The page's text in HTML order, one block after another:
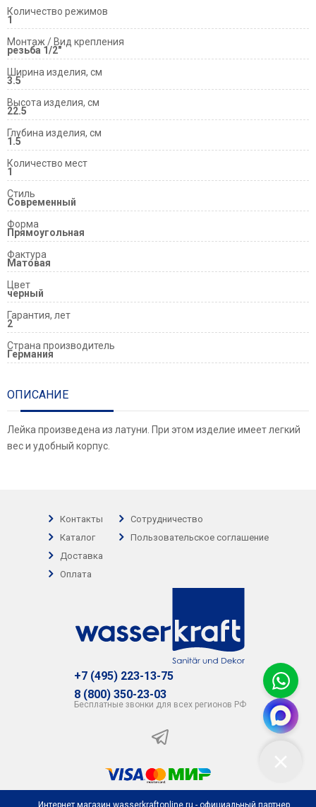
Количество режимов
1
Монтаж / Вид крепления
резьба 1/2"
Ширина изделия, см
3.5
Высота изделия, см
22.5
Глубина изделия, см
1.5
Количество мест
1
Стиль
Современный
Форма
Прямоугольная
Фактура
Матовая
Цвет
черный
Гарантия, лет
2
Страна производитель
Германия
ОПИСАНИЕ
Лейка произведена из латуни. При этом изделие имеет легкий
вес и удобный корпус.
Контакты
Каталог
Доставка
Оплата
Сотрудничество
Пользовательское соглашение
+7 (495) 223-13-75
8 (800) 350-23-03
Бесплатные звонки для всех регионов РФ
Интернет магазин wasserkraftonline.ru - официальный партнер